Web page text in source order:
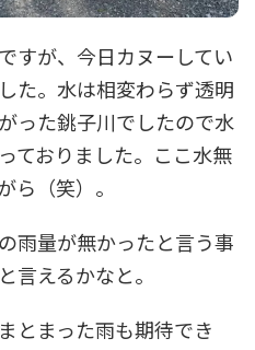
すが、今日カヌーしてい
た。水は相変わらず透明
った銚子川でしたので水
ておりました。ここ水無
ら（笑）。
雨量が無かったと言う事
言えるかなと。
とまった雨も期待でき